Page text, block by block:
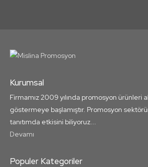
Kurumsal
Firmamız 2009 yılında promosyon ürünleri
göstermeye başlamıştır. Promosyon
tanıtımda etkisini biliyoruz...
Devamı
Populer Kategoriler